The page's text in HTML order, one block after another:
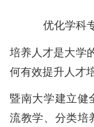
优化学科
培养人才是大学
何有效提升人才
暨南大学建立健
流教学、分类培